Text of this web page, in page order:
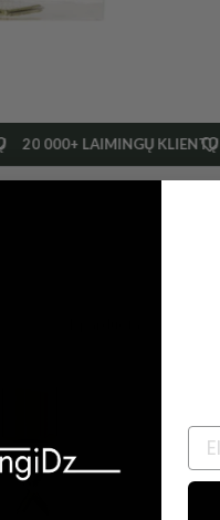
20 000+ LAIMINGŲ KLIENTŲ